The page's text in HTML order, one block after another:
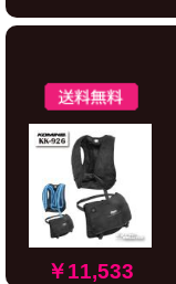
￥11,533